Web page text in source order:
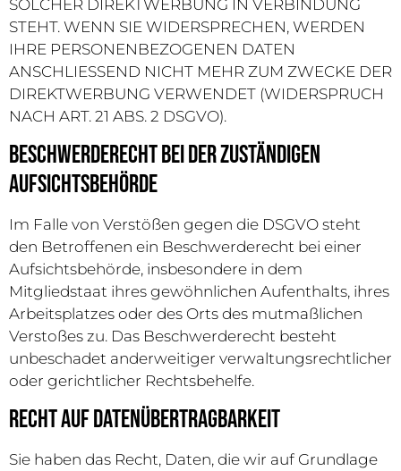
SOLCHER DIREKTWERBUNG IN VERBINDUNG
STEHT. WENN SIE WIDERSPRECHEN, WERDEN
IHRE PERSONENBEZOGENEN DATEN
ANSCHLIESSEND NICHT MEHR ZUM ZWECKE DER
DIREKTWERBUNG VERWENDET (WIDERSPRUCH
NACH ART. 21 ABS. 2 DSGVO).
Beschwerde­recht bei der zuständigen
Aufsichts­behörde
Im Falle von Verstößen gegen die DSGVO steht
den Betroffenen ein Beschwerderecht bei einer
Aufsichtsbehörde, insbesondere in dem
Mitgliedstaat ihres gewöhnlichen Aufenthalts, ihres
Arbeitsplatzes oder des Orts des mutmaßlichen
Verstoßes zu. Das Beschwerderecht besteht
unbeschadet anderweitiger verwaltungsrechtlicher
oder gerichtlicher Rechtsbehelfe.
Recht auf Daten­übertrag­barkeit
Sie haben das Recht, Daten, die wir auf Grundlage